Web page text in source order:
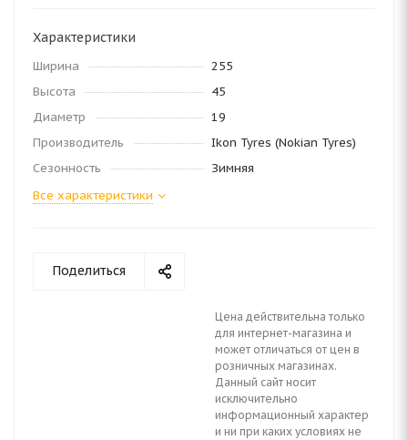
Характеристики
Ширина
255
Высота
45
Диаметр
19
Производитель
Ikon Tyres (Nokian Tyres)
Сезонность
Зимняя
Все характеристики
Поделиться
Цена действительна только
для интернет-магазина и
может отличаться от цен в
розничных магазинах.
Данный сайт носит
исключительно
информационный характер
и ни при каких условиях не